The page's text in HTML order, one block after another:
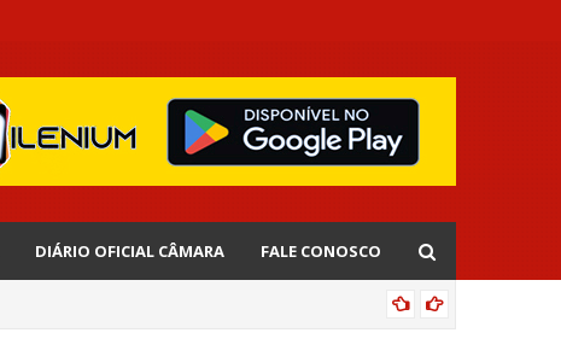
DIÁRIO OFICIAL CÂMARA FALE CONOSCO